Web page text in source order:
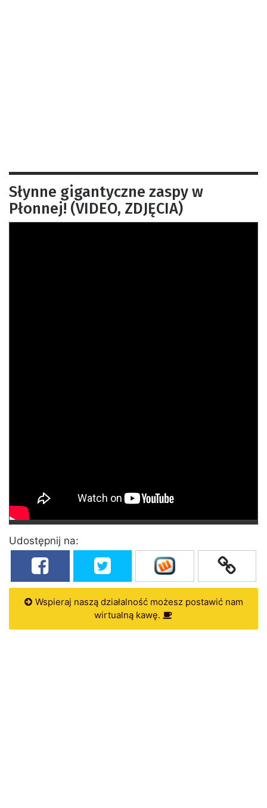
Słynne gigantyczne zaspy w
Płonnej! (VIDEO, ZDJĘCIA)
Udostępnij na:
Wspieraj naszą działalność możesz postawić nam
wirtualną kawę.